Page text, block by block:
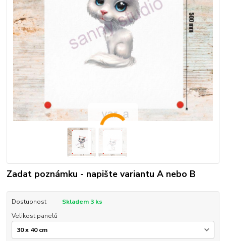
Zadat poznámku - napište variantu A nebo B
Dostupnost
Skladem 3 ks
Velikost panelů